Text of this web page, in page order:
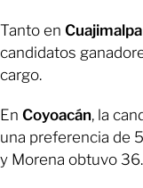
Tanto en Cuajimalpa
candidatos
cargo.
En Coyoacán, la
una preferencia de
y Morena obtuvo